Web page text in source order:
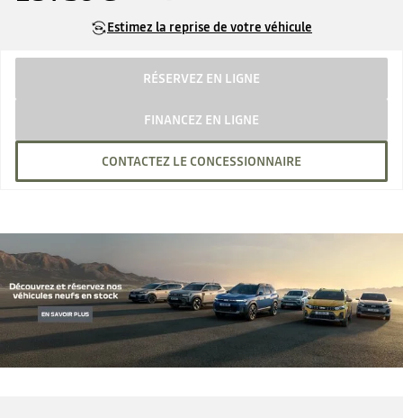
Estimez la reprise de votre véhicule
RÉSERVEZ EN LIGNE
FINANCEZ EN LIGNE
CONTACTEZ LE CONCESSIONNAIRE